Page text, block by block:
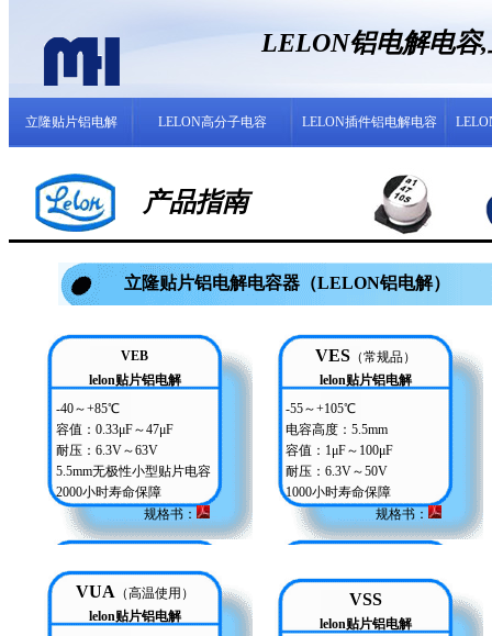
LELON铝电解电容
立隆贴片铝电解 LELON高分子电容 LELON插件铝电解电容
产品指南
立隆贴片铝电解电容器（LELON铝电解）
VEB
lelon贴片铝电解
-40～+85℃
容值：0.33μF～47μF
耐压：6.3V～63V
5.5mm无极性小型贴片电容
2000小时寿命保障
规格书：
VES（常规品）
lelon贴片铝电解
-55～+105℃
电容高度：5.5mm
容值：1μF～100μF
耐压：6.3V～50V
1000小时寿命保障
规格书：
VUA （高温使用）
lelon贴片铝电解
VSS
lelon贴片铝电解